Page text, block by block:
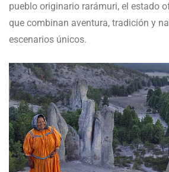
pueblo originario rarámuri, el estado
que combinan aventura, tradición y
escenarios únicos.